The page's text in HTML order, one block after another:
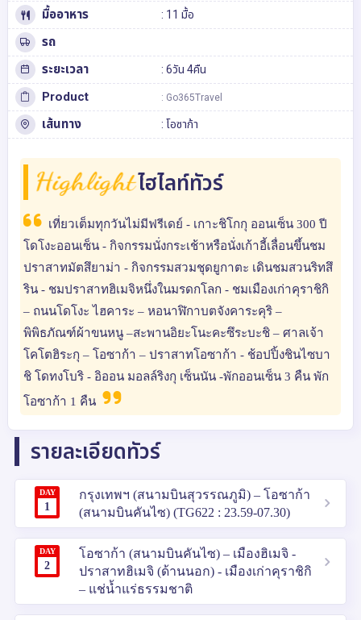
มื้ออาหาร : 11 มื้อ
รถ
ระยะเวลา
: 6วัน 4คืน
Product : Go365Travel
เส้นทาง : โอซาก้า
Highlightไฮไลท์ทัวร์
เที่ยวเต็มทุกวันไม่มีฟรีเดย์ - เกาะชิโกกุ ออนเซ็น 300 ปี
โดโงะออนเซ็น - กิจกรรมนั่งกระเช้าหรือนั่งเก้าอี้เลื่อนขึ้นชม
ปราสาทมัตสึยาม่า - กิจกรรมสวมชุดยูกาตะ เดินชมสวนริทสึ
ริน - ชมปราสาทฮิเมจิหนึ่งในมรดกโลก - ชมเมืองเก่าคุราชิกิ
– ถนนโดโงะ ไฮคาระ – หอนาฬิกาบตจังคาระคุริ –
พิพิธภัณฑ์ผ้าขนหนู –สะพานอิยะโนะคะซึระบะชิ – ศาลเจ้า
โคโตฮิระกุ – โอซาก้า – ปราสาทโอซาก้า - ช้อปปิ้งชินไซบา
ชิ โดทงโบริ - อิออน มอลล์ริงกุ เซ็นนัน -พักออนเซ็น 3 คืน พัก
โอซาก้า 1 คืน
รายละเอียดทัวร์
DAY
1
กรุงเทพฯ (สนามบินสุวรรณภูมิ) – โอซาก้า
(สนามบินคันไซ) (TG622 : 23.59-07.30)
DAY
2
โอซาก้า (สนามบินคันไซ) – เมืองฮิเมจิ -
ปราสาทฮิเมจิ (ด้านนอก) - เมืองเก่าคุราชิกิ
– แช่น้ำแร่ธรรมชาติ